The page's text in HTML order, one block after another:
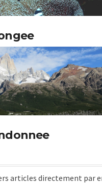
articles directement par